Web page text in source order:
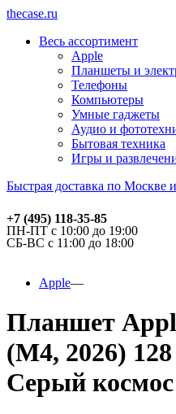
thecase.ru
Весь ассортимент
Apple
Планшеты и
Телефоны
Компьютеры
Умные гаджеты
Аудио и
Бытовая техника
Игры и
Быстрая доставка по Москве
+7 (495) 118-35-85
ПН-ПТ с 10:00 до 19:00
СБ-ВС с 11:00 до 18:00
Apple
Планшет
(M4, 2026)
Серый